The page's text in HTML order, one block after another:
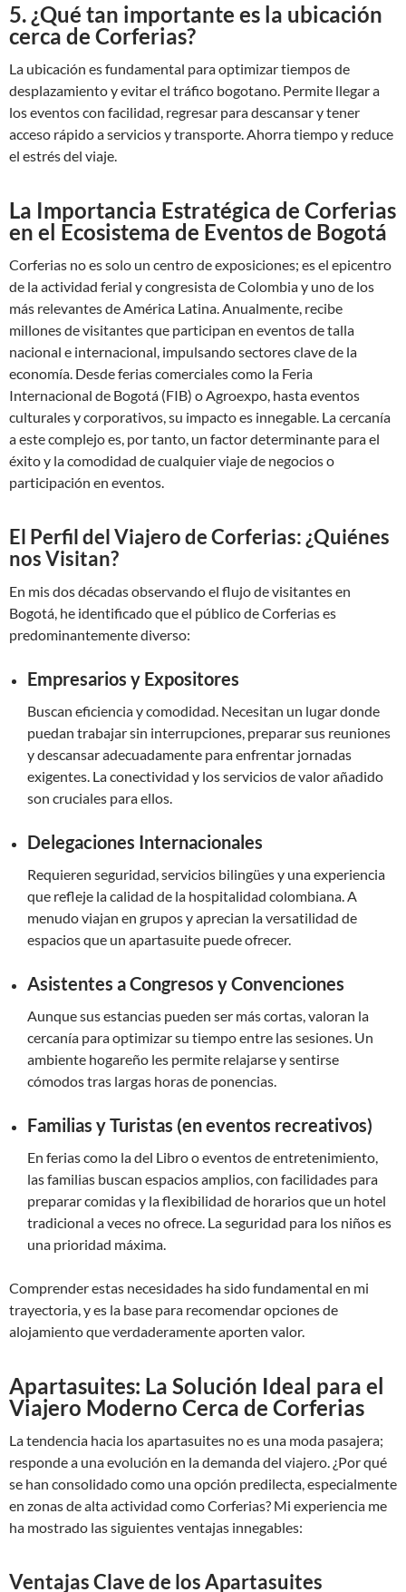
5. ¿Qué tan importante es la ubicación
cerca de Corferias?
La ubicación es fundamental para optimizar tiempos de
desplazamiento y evitar el tráfico bogotano. Permite llegar a
los eventos con facilidad, regresar para descansar y tener
acceso rápido a servicios y transporte. Ahorra tiempo y reduce
el estrés del viaje.
La Importancia Estratégica de Corferias
en el Ecosistema de Eventos de Bogotá
Corferias no es solo un centro de exposiciones; es el epicentro
de la actividad ferial y congresista de Colombia y uno de los
más relevantes de América Latina. Anualmente, recibe
millones de visitantes que participan en eventos de talla
nacional e internacional, impulsando sectores clave de la
economía. Desde ferias comerciales como la Feria
Internacional de Bogotá (FIB) o Agroexpo, hasta eventos
culturales y corporativos, su impacto es innegable. La cercanía
a este complejo es, por tanto, un factor determinante para el
éxito y la comodidad de cualquier viaje de negocios o
participación en eventos.
El Perfil del Viajero de Corferias: ¿Quiénes
nos Visitan?
En mis dos décadas observando el flujo de visitantes en
Bogotá, he identificado que el público de Corferias es
predominantemente diverso:
Empresarios y Expositores
Buscan eficiencia y comodidad. Necesitan un lugar donde
puedan trabajar sin interrupciones, preparar sus reuniones
y descansar adecuadamente para enfrentar jornadas
exigentes. La conectividad y los servicios de valor añadido
son cruciales para ellos.
Delegaciones Internacionales
Requieren seguridad, servicios bilingües y una experiencia
que refleje la calidad de la hospitalidad colombiana. A
menudo viajan en grupos y aprecian la versatilidad de
espacios que un apartasuite puede ofrecer.
Asistentes a Congresos y Convenciones
Aunque sus estancias pueden ser más cortas, valoran la
cercanía para optimizar su tiempo entre las sesiones. Un
ambiente hogareño les permite relajarse y sentirse
cómodos tras largas horas de ponencias.
Familias y Turistas (en eventos recreativos)
En ferias como la del Libro o eventos de entretenimiento,
las familias buscan espacios amplios, con facilidades para
preparar comidas y la flexibilidad de horarios que un hotel
tradicional a veces no ofrece. La seguridad para los niños es
una prioridad máxima.
Comprender estas necesidades ha sido fundamental en mi
trayectoria, y es la base para recomendar opciones de
alojamiento que verdaderamente aporten valor.
Apartasuites: La Solución Ideal para el
Viajero Moderno Cerca de Corferias
La tendencia hacia los apartasuites no es una moda pasajera;
responde a una evolución en la demanda del viajero. ¿Por qué
se han consolidado como una opción predilecta, especialmente
en zonas de alta actividad como Corferias? Mi experiencia me
ha mostrado las siguientes ventajas innegables:
Ventajas Clave de los Apartasuites